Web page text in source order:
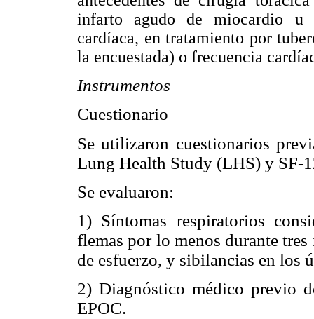
infarto agudo de miocardio u
cardíaca, en tratamiento por
la encuestada) o frecuencia
Instrumentos
Cuestionario
Se utilizaron cuestionarios
Lung Health Study (LHS) y SF-
Se evaluaron:
1) Síntomas respiratorios
flemas por lo menos durante
de esfuerzo, y sibilancias en los
2) Diagnóstico médico previo
EPOC.